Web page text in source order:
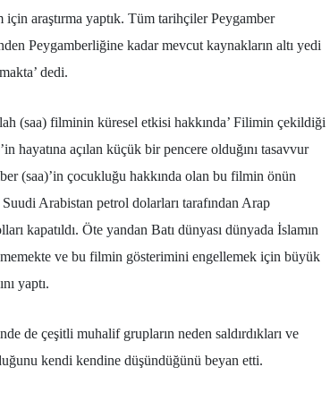
araştırma yaptık. Tüm tarihçiler Peygamber
Peygamberliğine kadar mevcut kaynakların altı yedi
dedi.
(saa) filminin küresel etkisi hakkında’ Filimin çekildiği
hayatına açılan küçük bir pencere olduğını tasavvur
(saa)’in çocukluğu hakkında olan bu filmin önün
Arabistan petrol dolarları tarafından Arap
kapatıldı. Öte yandan Batı dünyası dünyada İslamın
ve bu filmin gösterimini engellemek için büyük
yaptı.
de çeşitli muhalif grupların neden saldırdıkları ve
kendi kendine düşündüğünü beyan etti.